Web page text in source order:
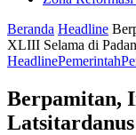
Beranda Headline
XLIII Selama di
HeadlinePemerintah
Berpamitan,